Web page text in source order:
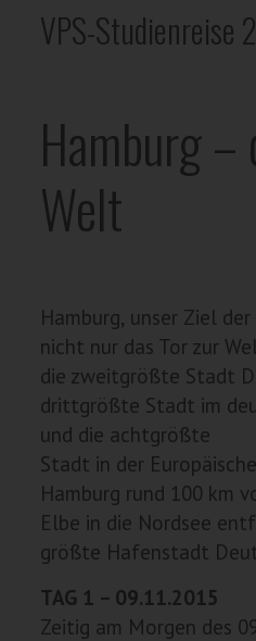
VPS-Studienreise
Hamburg –
Welt
Hamburg, unser Ziel
nicht nur das Tor zur
die zweitgrößte Stadt
drittgrößte Stadt im
und die achtgrößte
Stadt in der
Hamburg rund 100 km
Elbe in die Nordsee
größte Hafenstadt
TAG 1 – 09.11.2015
Zeitig am Morgen des